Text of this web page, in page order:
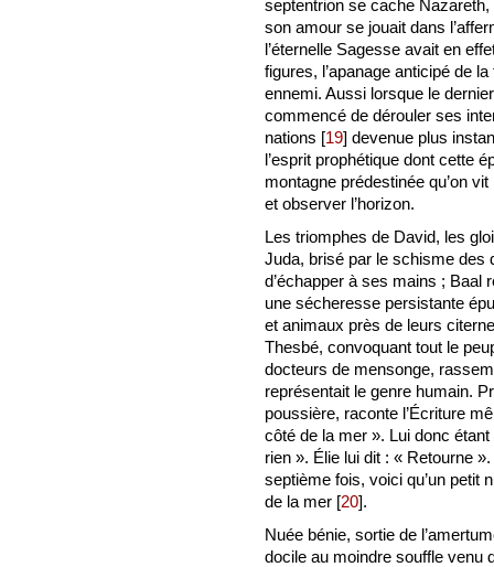
septentrion se cache
son amour se jouait dans
l’éternelle Sagesse avait en
figures, l’apanage anticipé de
ennemi. Aussi lorsque le
commencé de dérouler ses
nations [19] devenue plus
l’esprit prophétique dont cette
montagne prédestinée qu’on
et observer l’horizon.
Les triomphes de David, les
Juda, brisé par le schisme des
d’échapper à ses mains ; Baal
une sécheresse persistante
et animaux près de leurs
Thesbé, convoquant tout le
docteurs de mensonge,
représentait le genre humain.
poussière, raconte l’Écriture
côté de la mer ». Lui donc
rien ». Élie lui dit : « Retourne
septième fois, voici qu’un petit
de la mer [20].
Nuée bénie, sortie de
docile au moindre souffle venu